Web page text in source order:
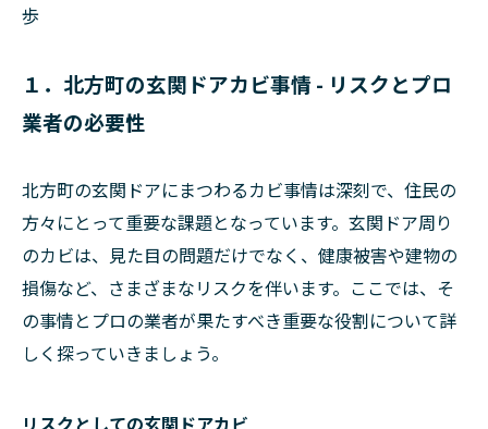
歩
１．北方町の玄関ドアカビ事情 - リスクとプロ
業者の必要性
北方町の玄関ドアにまつわるカビ事情は深刻で、住民の
方々にとって重要な課題となっています。玄関ドア周り
のカビは、見た目の問題だけでなく、健康被害や建物の
損傷など、さまざまなリスクを伴います。ここでは、そ
の事情とプロの業者が果たすべき重要な役割について詳
しく探っていきましょう。
リスクとしての玄関ドアカビ